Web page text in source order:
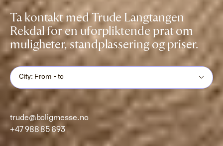
Ta kontakt med Trude Langtangen
Rekdal for en uforpliktende prat om
muligheter, standplassering og priser.
City: From - to
trude@boligmesse.no
+47 988 85 693